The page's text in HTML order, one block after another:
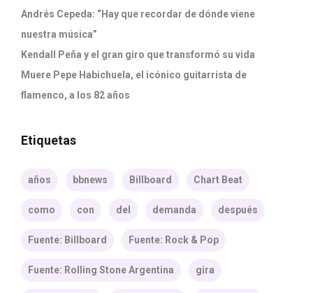
Andrés Cepeda: “Hay que recordar de dónde viene
nuestra música”
Kendall Peña y el gran giro que transformó su vida
Muere Pepe Habichuela, el icónico guitarrista de
flamenco, a los 82 años
Etiquetas
años bbnews Billboard Chart Beat
como con del demanda después
Fuente: Billboard Fuente: Rock & Pop
Fuente: Rolling Stone Argentina gira